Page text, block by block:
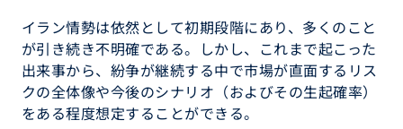
イラン情勢は依然として初期段階にあり、多くのこと
が引き続き不明確である。しかし、これまで起こった
出来事から、紛争が継続する中で市場が直面するリス
クの全体像や今後のシナリオ（およびその生起確率）
をある程度想定することができる。